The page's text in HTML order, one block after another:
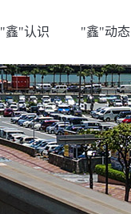
"鑫"认识 "鑫"动态